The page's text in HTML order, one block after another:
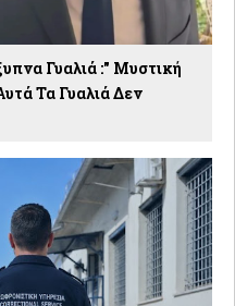
Γυαλιά :" Μυστική
Τα Γυαλιά Δεν